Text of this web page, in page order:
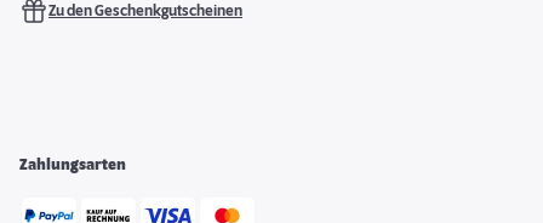
Zu den Geschenkgutscheinen
Zahlungsarten